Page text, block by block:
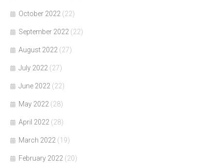
October 2022 (22)
September 2022 (22)
August 2022 (27)
July 2022 (27)
June 2022 (22)
May 2022 (28)
April 2022 (28)
March 2022 (19)
February 2022 (20)